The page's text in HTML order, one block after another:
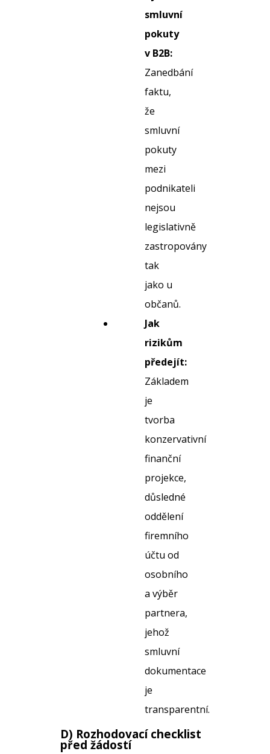
smluvní
pokuty
v B2B:
Zanedbání
faktu,
že
smluvní
pokuty
mezi
podnikateli
nejsou
legislativně
zastropovány
tak
jako u
občanů.
Jak
rizikům
předejít:
Základem
je
tvorba
konzervativní
finanční
projekce,
důsledné
oddělení
firemního
účtu od
osobního
a výběr
partnera,
jehož
smluvní
dokumentace
je
transparentní.
D) Rozhodovací checklist
před žádostí